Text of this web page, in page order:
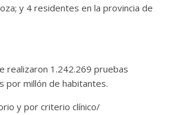
y 4 residentes en la provincia de
realizaron 1.242.269 pruebas
por millón de habitantes.
y por criterio clínico/